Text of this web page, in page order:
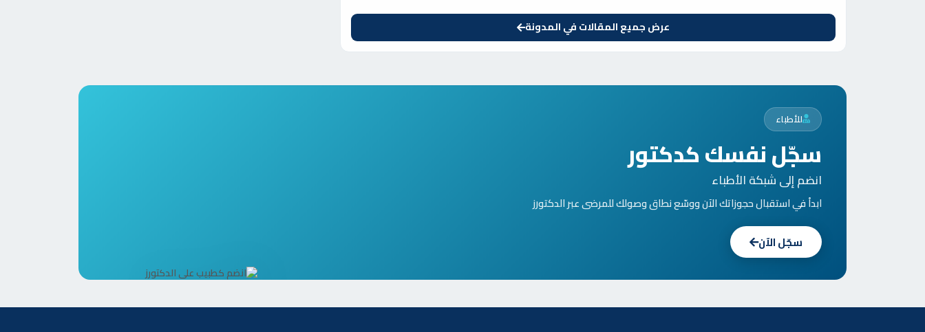
عرض جميع المقالات في المدونة
للأطباء
سجّل نفسك كدكتور
انضم إلى شبكة الأطباء
ابدأ في استقبال حجوزاتك الآن ووسّع نطاق وصولك للمرضى عبر الدكتورز
سجّل الآن